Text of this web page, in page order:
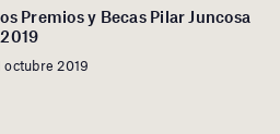
Premios y Becas Pilar Juncosa
octubre 2019